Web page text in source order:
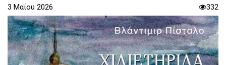
3 Μαΐου 2026 332